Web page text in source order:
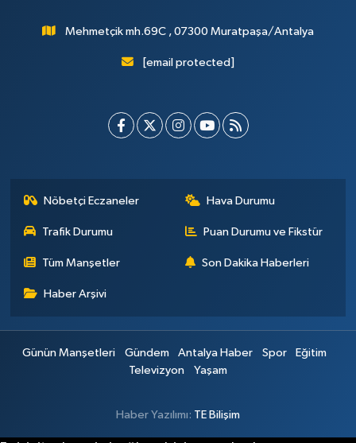
Mehmetçik mh.69C , 07300 Muratpaşa/Antalya
[email protected]
Nöbetçi Eczaneler Hava Durumu
Trafik Durumu Puan Durumu ve Fikstür
Tüm Manşetler Son Dakika Haberleri
Haber Arşivi
Günün Manşetleri Gündem Antalya Haber Spor
Eğitim
Televizyon
Yaşam
Haber Yazılımı: TE Bilişim